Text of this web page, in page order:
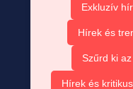
Exkluzív
Hírek és
Szűrd ki
Hírek és